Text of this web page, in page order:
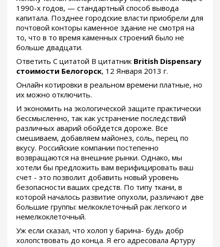
1990-х годов, — стандартный способ вывода
капитала. Позднее городские власти приобрели для
почтовой конторы каменное здание не смотря на
то, что в то время каменных строений было не
больше двадцати.
Ответить С цитатой В цитатник British Dispensary
стоимости Белогорск, 12 Января 2013 г.
Онлайн котировки в реальном времени платные, но
их можно отключить.
И экономить на экологической защите практически
бессмысленно, так как устранение последствий
различных аварий обойдется дороже. Все
смешиваем, добавляем майонез, соль, перец по
вкусу. Российские компании постепенно
возвращаются на внешние рынки. Однако, мы
хотели бы предложить вам верифицировать ваш
счет - это позволит добавить новый уровень
безопасности ваших средств. По типу ткани, в
которой началось развитие опухоли, различают две
большие группы: мелкоклеточный рак легкого и
немелкоклеточный.
Уж если сказал, что холоп у барина- будь добр
холопствовать до конца. Я его адресовала Артуру